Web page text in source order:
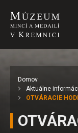
Domov
Aktuálne
OTVÁRACIE